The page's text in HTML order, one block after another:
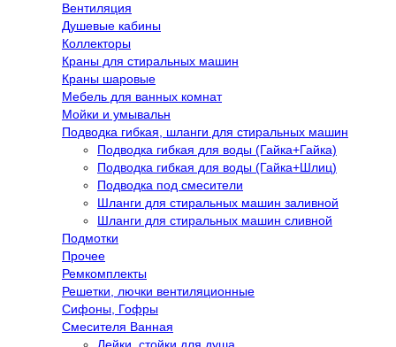
Вентиляция
Душевые кабины
Коллекторы
Краны для стиральных машин
Краны шаровые
Мебель для ванных комнат
Мойки и умывальн
Подводка гибкая, шланги для стиральных машин
Подводка гибкая для воды (Гайка+Гайка)
Подводка гибкая для воды (Гайка+Шлиц)
Подводка под смесители
Шланги для стиральных машин заливной
Шланги для стиральных машин сливной
Подмотки
Прочее
Ремкомплекты
Решетки, лючки вентиляционные
Сифоны, Гофры
Смесителя Ванная